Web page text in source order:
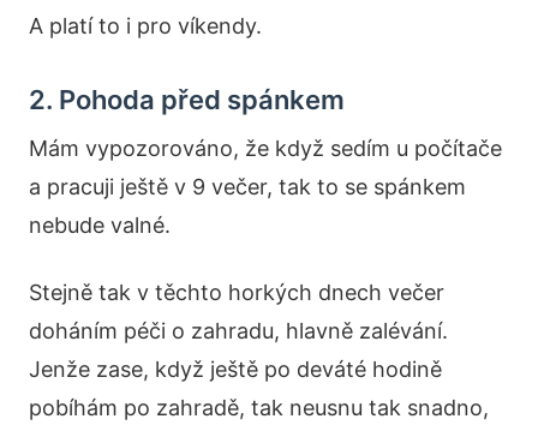
A platí to i pro víkendy.
2. Pohoda před spánkem
Mám vypozorováno, že když sedím u počítače
a pracuji ještě v 9 večer, tak to se spánkem
nebude valné.
Stejně tak v těchto horkých dnech večer
doháním péči o zahradu, hlavně zalévání.
Jenže zase, když ještě po deváté hodině
pobíhám po zahradě, tak neusnu tak snadno,